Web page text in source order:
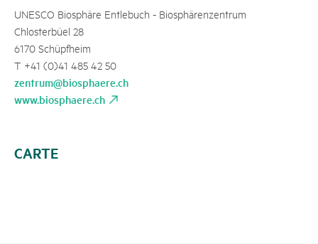
UNESCO Biosphäre Entlebuch - Biosphärenzentrum
Chlosterbüel 28
6170 Schüpfheim
T +41 (0)41 485 42 50
zentrum@biosphaere.ch
www.biosphaere.ch
CARTE